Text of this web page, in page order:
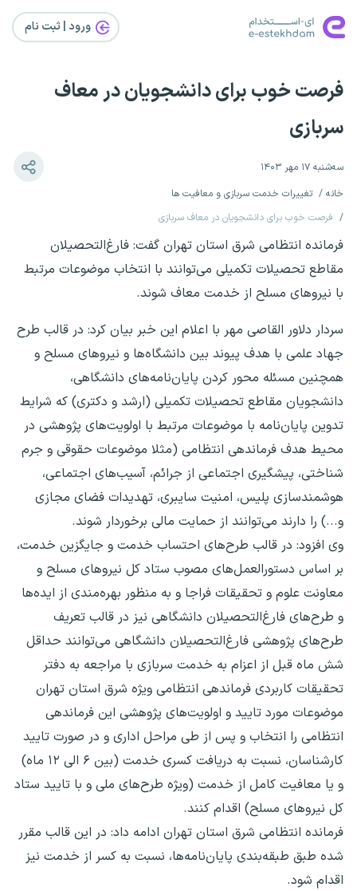
ورود | ثبت‌ نام
فرصت خوب برای دانشجویان در معاف
سربازی
سه‌شنبه ۱۷ مهر ۱۴۰۳
خانه
تغییرات خدمت سربازی و معافیت ها
فرصت خوب برای دانشجویان در معاف سربازی
فرمانده انتظامی شرق استان تهران گفت: فارغ‌التحصیلان
مقاطع تحصیلات تکمیلی می‌توانند با انتخاب موضوعات مرتبط
با نیروهای مسلح از خدمت معاف شوند.
سردار دلاور القاصی مهر با اعلام این خبر بیان کرد: در قالب طرح
جهاد علمی با هدف پیوند بین دانشگاه‌ها و نیروهای مسلح و
همچنین مسئله محور کردن پایان‌نامه‌های دانشگاهی،
دانشجویان مقاطع تحصیلات تکمیلی (ارشد و دکتری) که شرایط
تدوین پایان‌نامه با موضوعات مرتبط با اولویت‌های پژوهشی در
محیط هدف فرماندهی انتظامی (مثلا موضوعات حقوقی و جرم
شناختی، پیشگیری اجتماعی از جرائم، آسیب‌های اجتماعی،
هوشمندسازی پلیس، امنیت سایبری، تهدیدات فضای مجازی
و...) را دارند می‌توانند از حمایت مالی برخوردار شوند.
وی افزود: در قالب طرح‌های احتساب خدمت و جایگزین خدمت،
بر اساس دستورالعمل‌های مصوب ستاد کل نیروهای مسلح و
معاونت علوم و تحقیقات فراجا و به منظور بهره‌مندی از ایده‌ها
و طرح‌های فارغ‌التحصیلان دانشگاهی نیز در قالب تعریف
طرح‌های پژوهشی فارغ‌التحصیلان دانشگاهی می‌توانند حداقل
شش ماه قبل از اعزام به خدمت سربازی با مراجعه به دفتر
تحقیقات کاربردی فرماندهی انتظامی ویژه شرق استان تهران
موضوعات مورد تایید و اولویت‌های پژوهشی این فرماندهی
انتظامی را انتخاب و پس از طی مراحل اداری و در صورت تایید
کارشناسان، نسبت به دریافت کسری خدمت (بین ۶ الی ۱۲ ماه)
و یا معافیت کامل از خدمت (ویژه طرح‌های ملی و با تایید ستاد
کل نیروهای مسلح) اقدام کنند.
فرمانده انتظامی شرق استان تهران ادامه داد: در این قالب مقرر
شده طبق طبقه‌بندی پایان‌نامه‌ها، نسبت به کسر از خدمت نیز
اقدام شود.